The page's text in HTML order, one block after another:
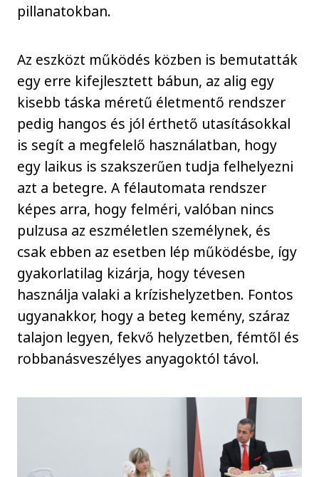
pillanatokban.
Az eszközt működés közben is bemutatták
egy erre kifejlesztett bábun, az alig egy
kisebb táska méretű életmentő rendszer
pedig hangos és jól érthető utasításokkal
is segít a megfelelő használatban, hogy
egy laikus is szakszerűen tudja felhelyezni
azt a betegre. A félautomata rendszer
képes arra, hogy felméri, valóban nincs
pulzusa az eszméletlen személynek, és
csak ebben az esetben lép működésbe, így
gyakorlatilag kizárja, hogy tévesen
használja valaki a krízishelyzetben. Fontos
ugyanakkor, hogy a beteg kemény, száraz
talajon legyen, fekvő helyzetben, fémtől és
robbanásveszélyes anyagoktól távol.